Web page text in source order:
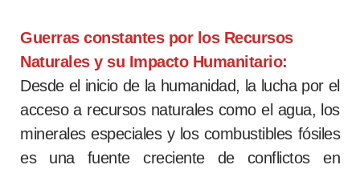
Guerras constantes por los Recursos
Naturales y su Impacto Humanitario:
Desde el inicio de la humanidad, la lucha por el
acceso a recursos naturales como el agua, los
minerales especiales y los combustibles fósiles
es una fuente creciente de conflictos en